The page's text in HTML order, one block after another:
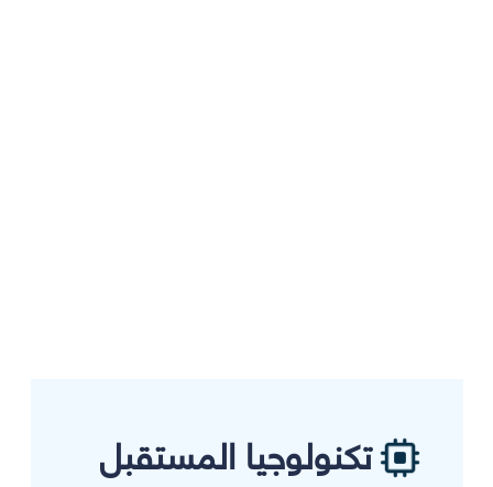
تكنولوجيا المستقبل